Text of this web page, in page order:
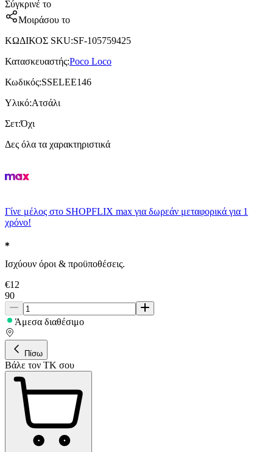
Σύγκρινέ το
Μοιράσου το
ΚΩΔΙΚΟΣ SKU:SF-105759425
Κατασκευαστής:Poco Loco
Κωδικός:SSELEE146
Υλικό:Ατσάλι
Σετ:Όχι
Δες όλα τα χαρακτηριστικά
Γίνε μέλος στο SHOPFLIX max για δωρεάν μεταφορικά για 1
χρόνο!
Ισχύουν όροι & προϋποθέσεις.
€12
90
Άμεσα διαθέσιμο
Πίσω
Βάλε τον ΤΚ σου